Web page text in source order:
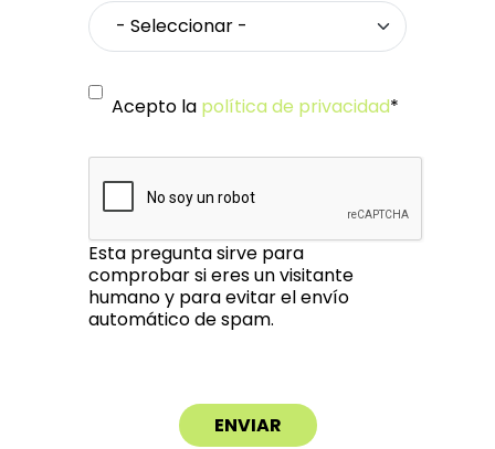
Acepto la política de privacidad*
Esta pregunta sirve para
comprobar si eres un visitante
humano y para evitar el envío
automático de spam.